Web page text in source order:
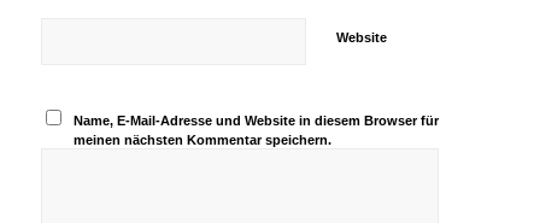
Website
Name, E-Mail-Adresse und Website in diesem Browser für
meinen nächsten Kommentar speichern.